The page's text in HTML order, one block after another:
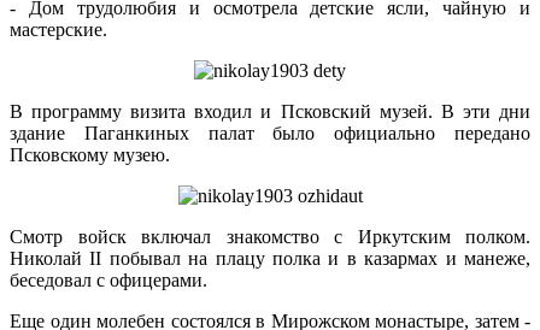
- Дом трудолюбия и осмотрела детские ясли, чайную и
мастерские.
В программу визита входил и Псковский музей. В эти дни
здание Паганкиных палат было официально передано
Псковскому музею.
Смотр войск включал знакомство с Иркутским полком.
Николай II побывал на плацу полка и в казармах и манеже,
беседовал с офицерами.
Еще один молебен состоялся в Мирожском монастыре, затем -